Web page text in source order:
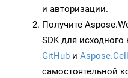
и авторизации.
Получите
SDK для исходного
GitHub и
самостоятельной